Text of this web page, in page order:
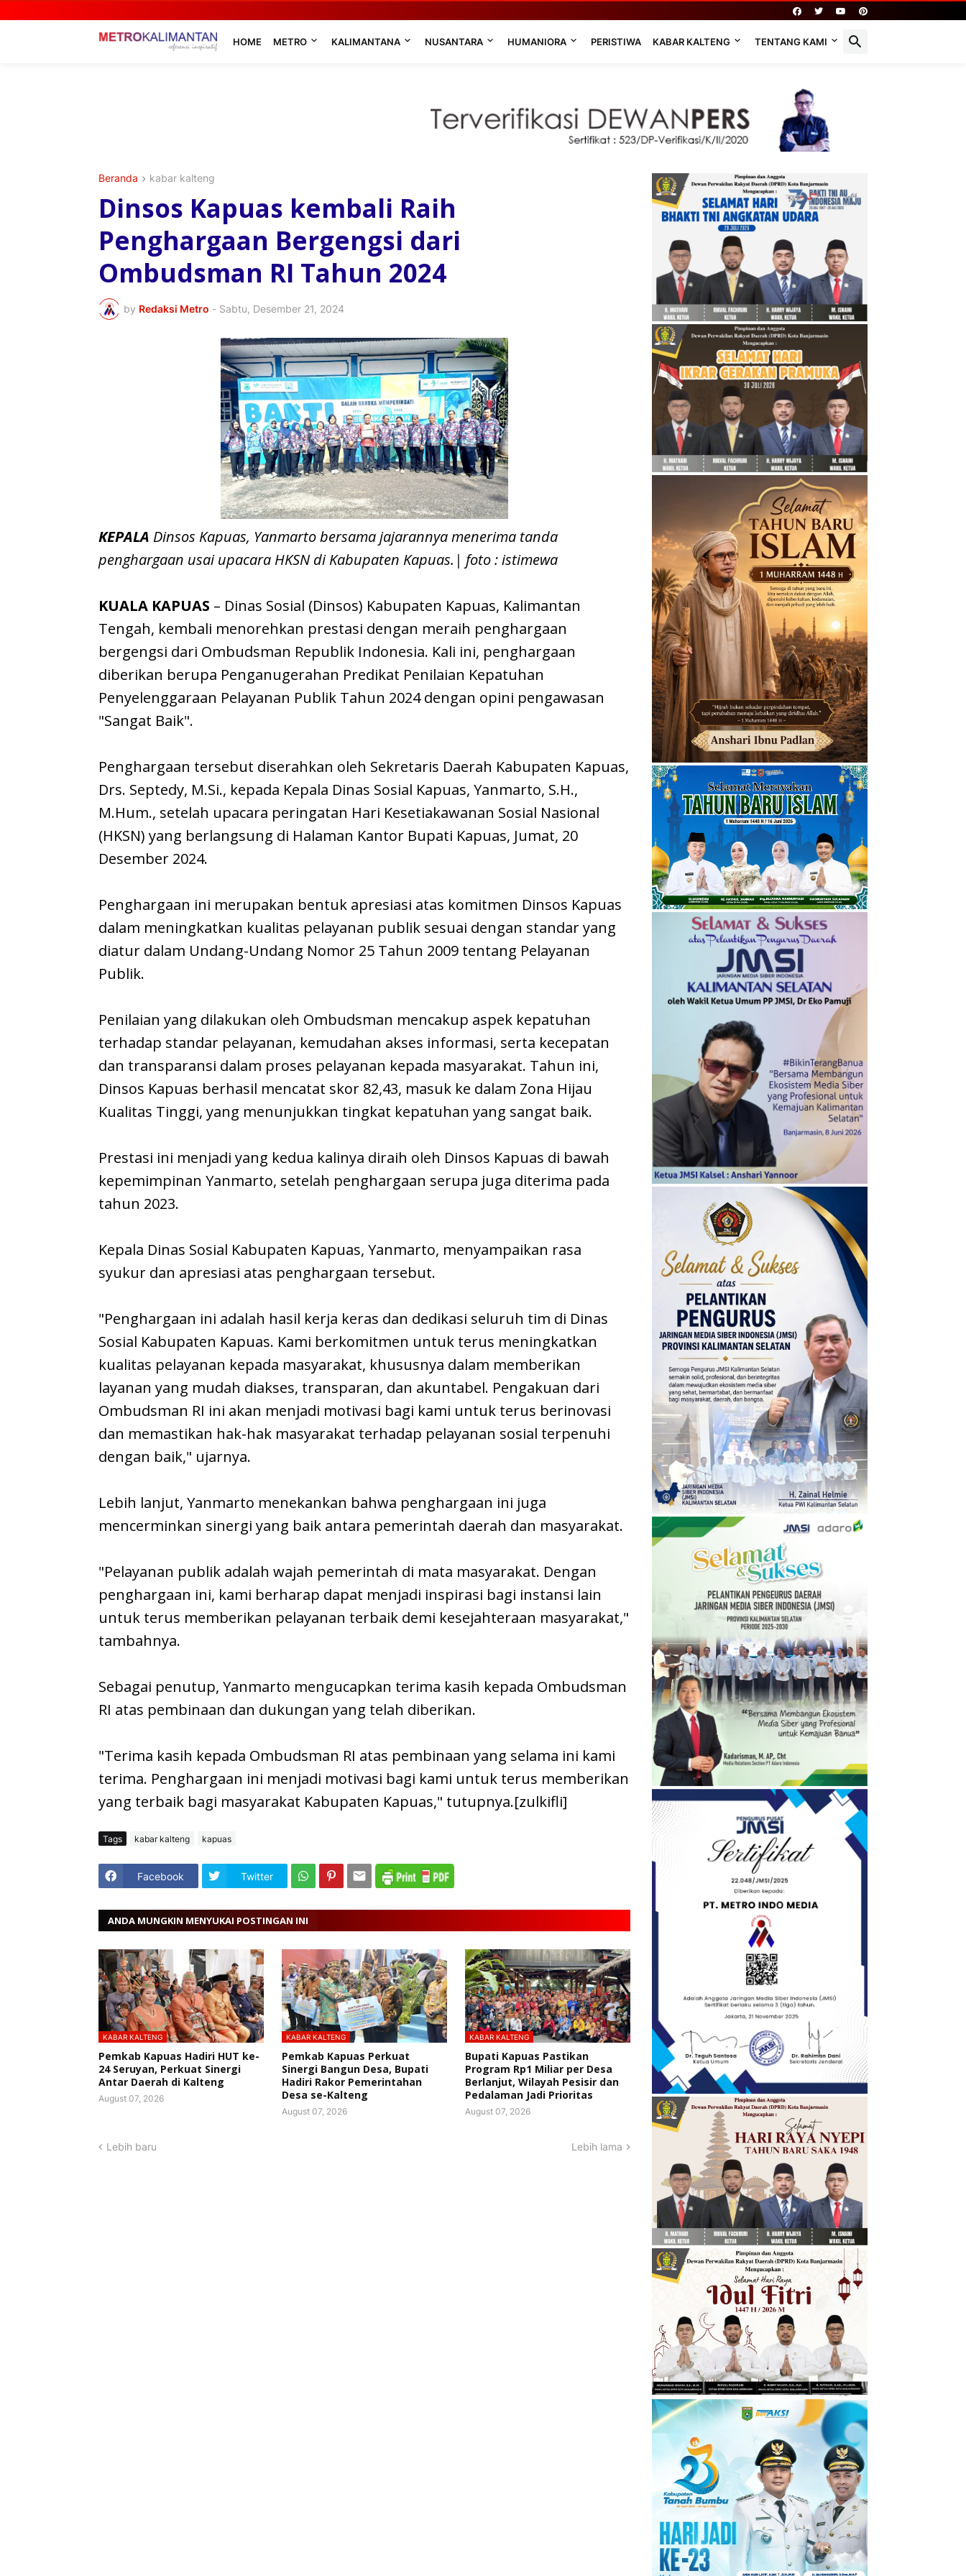
HOME METRO KALIMANTANA NUSANTARA HUMANIORA PERISTIWA KABAR KALTENG TENTANG KAMI
Beranda kabar kalteng
Dinsos Kapuas kembali Raih
Penghargaan Bergengsi dari
Ombudsman RI Tahun 2024
by Redaksi Metro - Sabtu, Desember 21, 2024
KEPALA Dinsos Kapuas, Yanmarto bersama jajarannya menerima tanda
penghargaan usai upacara HKSN di Kabupaten Kapuas.| foto : istimewa
KUALA KAPUAS – Dinas Sosial (Dinsos) Kabupaten Kapuas, Kalimantan
Tengah, kembali menorehkan prestasi dengan meraih penghargaan
bergengsi dari Ombudsman Republik Indonesia. Kali ini, penghargaan
diberikan berupa Penganugerahan Predikat Penilaian Kepatuhan
Penyelenggaraan Pelayanan Publik Tahun 2024 dengan opini pengawasan
"Sangat Baik".
Penghargaan tersebut diserahkan oleh Sekretaris Daerah Kabupaten Kapuas,
Drs. Septedy, M.Si., kepada Kepala Dinas Sosial Kapuas, Yanmarto, S.H.,
M.Hum., setelah upacara peringatan Hari Kesetiakawanan Sosial Nasional
(HKSN) yang berlangsung di Halaman Kantor Bupati Kapuas, Jumat, 20
Desember 2024.
Penghargaan ini merupakan bentuk apresiasi atas komitmen Dinsos Kapuas
dalam meningkatkan kualitas pelayanan publik sesuai dengan standar yang
diatur dalam Undang-Undang Nomor 25 Tahun 2009 tentang Pelayanan
Publik.
Penilaian yang dilakukan oleh Ombudsman mencakup aspek kepatuhan
terhadap standar pelayanan, kemudahan akses informasi, serta kecepatan
dan transparansi dalam proses pelayanan kepada masyarakat. Tahun ini,
Dinsos Kapuas berhasil mencatat skor 82,43, masuk ke dalam Zona Hijau
Kualitas Tinggi, yang menunjukkan tingkat kepatuhan yang sangat baik.
Prestasi ini menjadi yang kedua kalinya diraih oleh Dinsos Kapuas di bawah
kepemimpinan Yanmarto, setelah penghargaan serupa juga diterima pada
tahun 2023.
Kepala Dinas Sosial Kabupaten Kapuas, Yanmarto, menyampaikan rasa
syukur dan apresiasi atas penghargaan tersebut.
"Penghargaan ini adalah hasil kerja keras dan dedikasi seluruh tim di Dinas
Sosial Kabupaten Kapuas. Kami berkomitmen untuk terus meningkatkan
kualitas pelayanan kepada masyarakat, khususnya dalam memberikan
layanan yang mudah diakses, transparan, dan akuntabel. Pengakuan dari
Ombudsman RI ini akan menjadi motivasi bagi kami untuk terus berinovasi
dan memastikan hak-hak masyarakat terhadap pelayanan sosial terpenuhi
dengan baik," ujarnya.
Lebih lanjut, Yanmarto menekankan bahwa penghargaan ini juga
mencerminkan sinergi yang baik antara pemerintah daerah dan masyarakat.
"Pelayanan publik adalah wajah pemerintah di mata masyarakat. Dengan
penghargaan ini, kami berharap dapat menjadi inspirasi bagi instansi lain
untuk terus memberikan pelayanan terbaik demi kesejahteraan masyarakat,"
tambahnya.
Sebagai penutup, Yanmarto mengucapkan terima kasih kepada Ombudsman
RI atas pembinaan dan dukungan yang telah diberikan.
"Terima kasih kepada Ombudsman RI atas pembinaan yang selama ini kami
terima. Penghargaan ini menjadi motivasi bagi kami untuk terus memberikan
yang terbaik bagi masyarakat Kabupaten Kapuas," tutupnya.[zulkifli]
Tags kabar kalteng kapuas
Facebook Twitter
ANDA MUNGKIN MENYUKAI POSTINGAN INI
KABAR KALTENG
Pemkab Kapuas Hadiri HUT ke-
24 Seruyan, Perkuat Sinergi
Antar Daerah di Kalteng
August 07, 2026
KABAR KALTENG
Pemkab Kapuas Perkuat
Sinergi Bangun Desa, Bupati
Hadiri Rakor Pemerintahan
Desa se-Kalteng
August 07, 2026
KABAR KALTENG
Bupati Kapuas Pastikan
Program Rp1 Miliar per Desa
Berlanjut, Wilayah Pesisir dan
Pedalaman Jadi Prioritas
August 07, 2026
Lebih baru Lebih lama